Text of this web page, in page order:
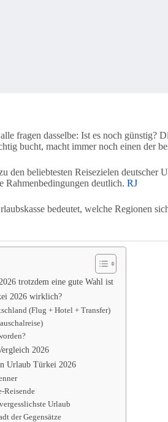
fragen dasselbe: Ist es noch günstig?
bucht, macht immer noch einen der
den beliebtesten Reisezielen
Rahmenbedingungen deutlich. RJ
bedeutet, welche Regionen
trotzdem eine gute Wahl ist
2026 wirklich?
(Flug + Hotel + Transfer)
2026
Urlaub Türkei 2026
Reisende
Urlaub
der Gegensätze